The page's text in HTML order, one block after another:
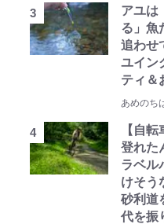
アユは
る」魚
追わせ
ユイン
ティ＆
あめのち
【自
登れ
ラベル
けそう
砂利道
代を振